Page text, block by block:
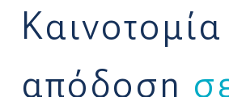
Καινοτομία
απόδοση